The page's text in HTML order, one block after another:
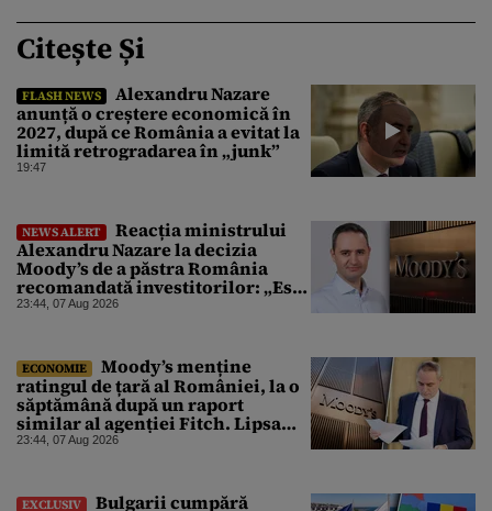
Citește Și
FLASH NEWS
Alexandru Nazare
anunță o creștere economică în
2027, după ce România a evitat la
limită retrogradarea în „junk”
19:47
NEWS ALERT
Reacția ministrului
Alexandru Nazare la decizia
Moody’s de a păstra România
recomandată investitorilor: „Este
un răgaz, dar în niciun caz un
23:44, 07 Aug 2026
ECONOMIE
Moody’s menține
ratingul de țară al României, la o
săptămână după un raport
similar al agenției Fitch. Lipsa
unui guvern cu puteri depline,
23:44, 07 Aug 2026
EXCLUSIV
Bulgarii cumpără